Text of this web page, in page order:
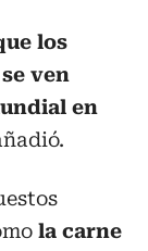
los
ven
en
la carne